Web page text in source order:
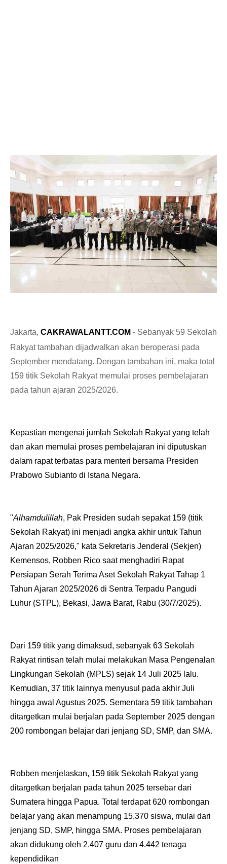
Jakarta, CAKRAWALANTT.COM - Sebanyak 59 Sekolah
Rakyat tambahan dijadwalkan akan beroperasi pada
September mendatang. Dengan tambahan ini, maka total
159 titik Sekolah Rakyat memulai proses pembelajaran
pada tahun ajaran 2025/2026.
Kepastian mengenai jumlah Sekolah Rakyat yang telah
dan akan memulai proses pembelajaran ini diputuskan
dalam rapat terbatas para menteri bersama Presiden
Prabowo Subianto di Istana Negara.
"Alhamdulillah, Pak Presiden sudah sepakat 159 (titik
Sekolah Rakyat) ini menjadi angka akhir untuk Tahun
Ajaran 2025/2026," kata Sekretaris Jenderal (Sekjen)
Kemensos, Robben Rico saat menghadiri Rapat
Persiapan Serah Terima Aset Sekolah Rakyat Tahap 1
Tahun Ajaran 2025/2026 di Sentra Terpadu Pangudi
Luhur (STPL), Bekasi, Jawa Barat, Rabu (30/7/2025).
Dari 159 titik yang dimaksud, sebanyak 63 Sekolah
Rakyat rintisan telah mulai melakukan Masa Pengenalan
Lingkungan Sekolah (MPLS) sejak 14 Juli 2025 lalu.
Kemudian, 37 titik lainnya menyusul pada akhir Juli
hingga awal Agustus 2025. Sementara 59 titik tambahan
ditargetkan mulai berjalan pada September 2025 dengan
200 rombongan belajar dari jenjang SD, SMP, dan SMA.
Robben menjelaskan, 159 titik Sekolah Rakyat yang
ditargetkan berjalan pada tahun 2025 tersebar dari
Sumatera hingga Papua. Total terdapat 620 rombongan
belajar yang akan menampung 15.370 siswa, mulai dari
jenjang SD, SMP, hingga SMA. Proses pembelajaran
akan didukung oleh 2.407 guru dan 4.442 tenaga
kependidikan